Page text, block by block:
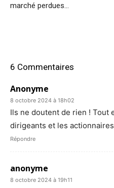
marché perdues…
6 Commentaires
Anonyme
8 octobre 2024 à 18h02
Ils ne doutent de rien ! Tout
dirigeants et les
Répondre
anonyme
8 octobre 2024 à 19h11